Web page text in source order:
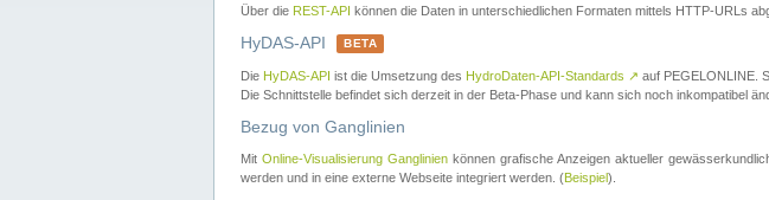
Über die REST-API können die Daten in unterschiedlichen Formaten mittels HTTP-URLs
HyDAS-API BETA
Die HyDAS-API ist die Umsetzung des HydroDaten-API-Standards ↗ auf PEGELONLINE.
Die Schnittstelle befindet sich derzeit in der Beta-Phase und kann sich noch inkompatibel
Bezug von Ganglinien
MitOnline-Visualisierung Ganglinien können grafische Anzeigen aktueller
werden und in eine externe Webseite integriert werden. (Beispiel).